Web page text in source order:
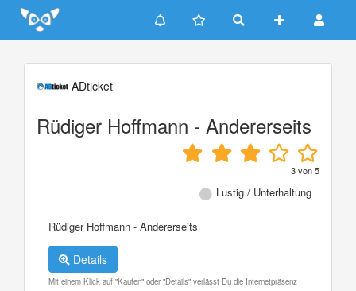
Update cookies preferences
ADticket
Rüdiger Hoffmann - Andererseits
3von5
Lustig / Unterhaltung
Rüdiger Hoffmann - Andererseits
Details
Mit einem Klick auf "Kaufen" oder "Details" verlässt Du die Internetpräsenz